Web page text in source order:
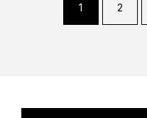
1 2